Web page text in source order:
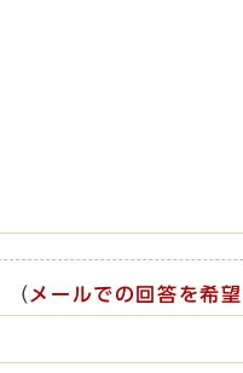
（ メールでの回答を希